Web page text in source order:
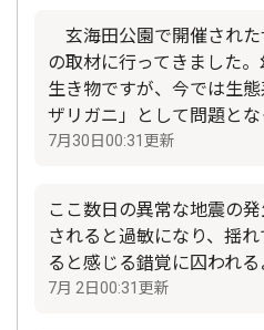
玄海田公園で開催され
の取材に行ってきました
生き物ですが、今では生
ザリガニ」として問題とな
7月30日00:31更新
ここ数日の異常な地震の
されると過敏になり、揺
ると感じる錯覚に囚われる
7月 2日00:31更新